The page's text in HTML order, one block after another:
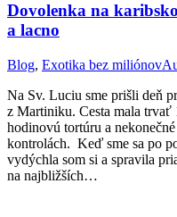
Dovolenka na
a lacno
Blog, Exotika bez miliónov
Na Sv. Luciu sme prišli deň
z Martiniku. Cesta mala trvať
hodinovú tortúru a
kontrolách. Keď sme sa po
vydýchla som si a spravila
na najbližších…